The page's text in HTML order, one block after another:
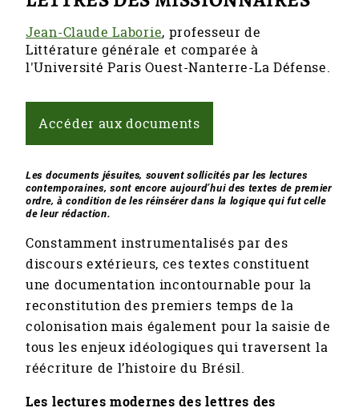
Jean-Claude Laborie, professeur de
Littérature générale et comparée à
l'Université Paris Ouest-Nanterre-La Défense.
Accéder aux documents
Les documents jésuites, souvent sollicités par les lectures
contemporaines, sont encore aujourd’hui des textes de premier
ordre, à condition de les réinsérer dans la logique qui fut celle
de leur rédaction.
Constamment instrumentalisés par des
discours extérieurs, ces textes constituent
une documentation incontournable pour la
reconstitution des premiers temps de la
colonisation mais également pour la saisie de
tous les enjeux idéologiques qui traversent la
réécriture de l’histoire du Brésil.
Les lectures modernes des lettres des